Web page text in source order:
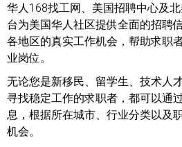
华人168找工网、美国招聘中心及
台为美国华人社区提供全面的招聘
各地区的真实工作机会，帮助求职
业岗位。
无论您是新移民、留学生、技术人
寻找稳定工作的求职者，都可以通
息，根据所在城市、行业分类以及
机会。